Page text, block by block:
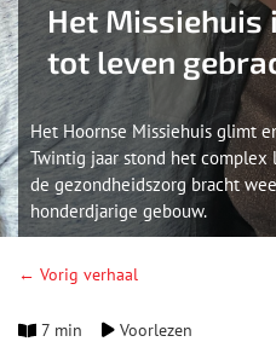
Het Missiehuis
tot leven
Het Hoornse Missiehuis glimt
Twintig jaar stond het complex
de gezondheidszorg bracht
honderdjarige gebouw.
← Vorig verhaal
7 min Voorlezen